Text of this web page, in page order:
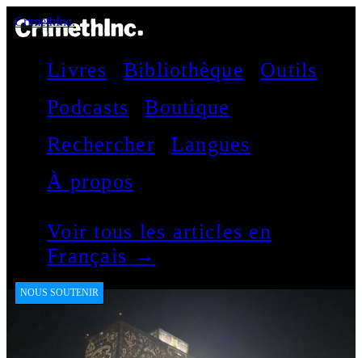
CrimethInc.
Livres Bibliothèque
Outils
Podcasts
Boutique
Rechercher
Langues
À propos
Voir tous les articles en
Français →
NOUS SOUTENIR